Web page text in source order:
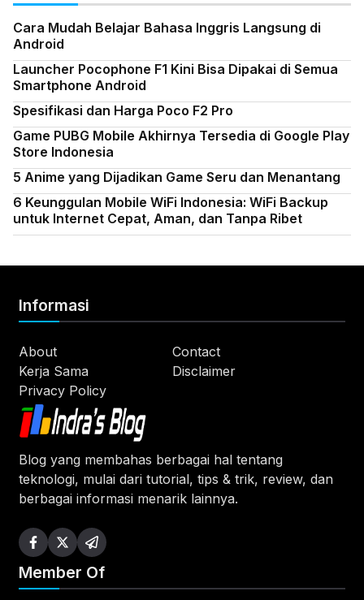
Cara Mudah Belajar Bahasa Inggris Langsung di
Android
Launcher Pocophone F1 Kini Bisa Dipakai di Semua
Smartphone Android
Spesifikasi dan Harga Poco F2 Pro
Game PUBG Mobile Akhirnya Tersedia di Google Play
Store Indonesia
5 Anime yang Dijadikan Game Seru dan Menantang
6 Keunggulan Mobile WiFi Indonesia: WiFi Backup
untuk Internet Cepat, Aman, dan Tanpa Ribet
Blog yang membahas berbagai hal tentang
teknologi, mulai dari tutorial, tips & trik, review, dan
berbagai informasi menarik lainnya.
Informasi
About
Contact
Kerja Sama
Disclaimer
Privacy Policy
Member Of